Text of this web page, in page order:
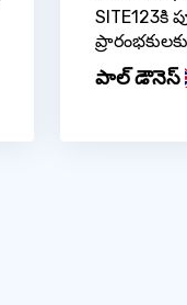
SITE123కి
పాల్ డౌనెస్